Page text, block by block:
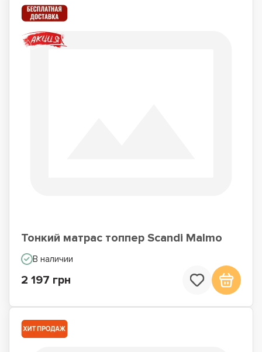
Тонкий матрас топпер Scandi Malmo
В наличии
2 197 грн